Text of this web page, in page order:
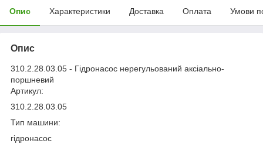
Опис Характеристики Доставка Оплата Умови
Опис
310.2.28.03.05 - Гідронасос нерегульований аксіально-
поршневий
Артикул:
310.2.28.03.05
Тип машини:
гідронасос